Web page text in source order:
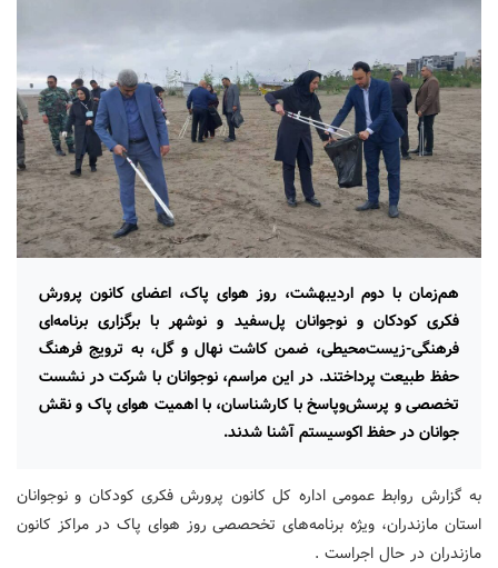
هم‌زمان با دوم اردیبهشت، روز هوای پاک، اعضای کانون پرورش
فکری کودکان و نوجوانان پل‌سفید و نوشهر با برگزاری برنامه‌ای
فرهنگی-زیست‌محیطی، ضمن کاشت نهال و گل، به ترویج فرهنگ
حفظ طبیعت پرداختند. در این مراسم، نوجوانان با شرکت در نشست
تخصصی و پرسش‌وپاسخ با کارشناسان، با اهمیت هوای پاک و نقش
جوانان در حفظ اکوسیستم آشنا شدند.
به گزارش روابط عمومی اداره کل کانون پرورش فکری کودکان و نوجوانان
استان مازندران، ویژه برنامه‌های تخحصصی روز هوای پاک در مراکز کانون
مازندران در حال اجراست .